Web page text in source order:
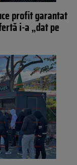
profit garantat
i-a „dat pe